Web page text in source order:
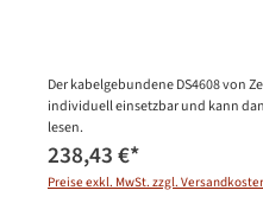
Der kabelgebundene DS4608 von
individuell einsetzbar und kann
lesen.
238,43 €*
Preise exkl. MwSt. zzgl.